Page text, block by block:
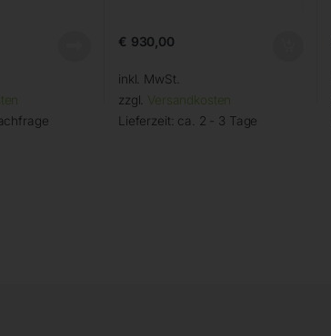
€ 930,00
inkl. MwSt.
zzgl. Versandkosten
Lieferzeit: ca. 2 - 3 Tage